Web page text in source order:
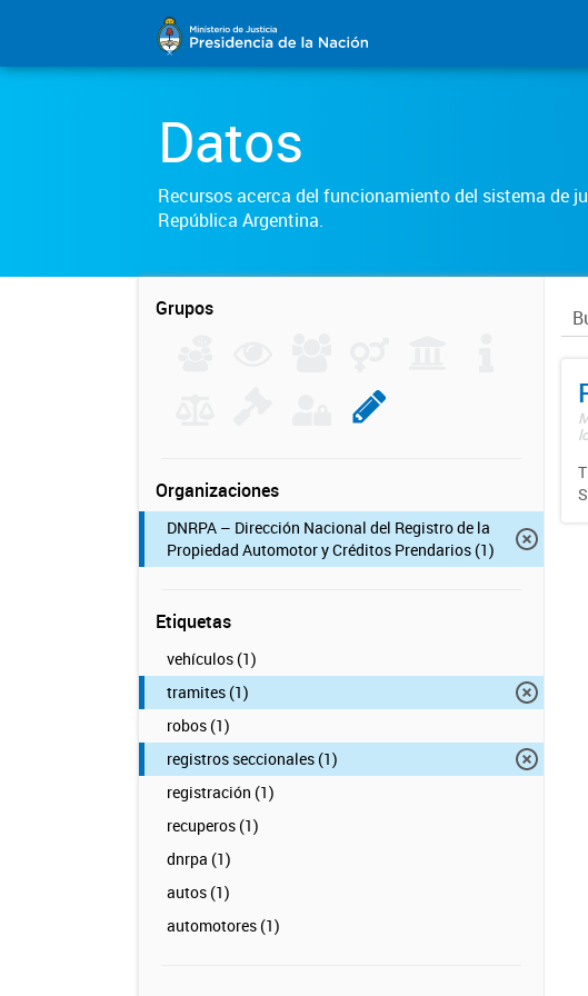
Datos
Recursos acerca del funcionamiento del sistema de
República Argentina.
Grupos
Organizaciones
DNRPA – Dirección Nacional del Registro de la
Propiedad Automotor y Créditos Prendarios (1)
Etiquetas
vehículos (1)
tramites (1)
robos (1)
registros seccionales (1)
registración (1)
recuperos (1)
dnrpa (1)
autos (1)
automotores (1)